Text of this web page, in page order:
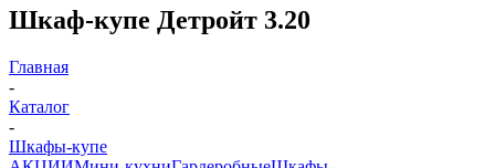
Шкаф-купе Детройт 3.20
Главная
-
Каталог
-
Шкафы-купе